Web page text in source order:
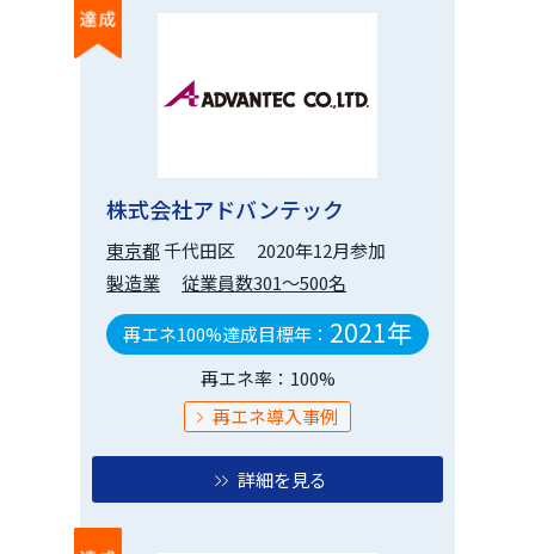
株式会社アドバンテック
東京都千代田区
2020年12月参加
製造業
従業員数301～500名
再エネ100%達成目標年： 2021年
再エネ率：100%
再エネ導入事例
詳細を見る